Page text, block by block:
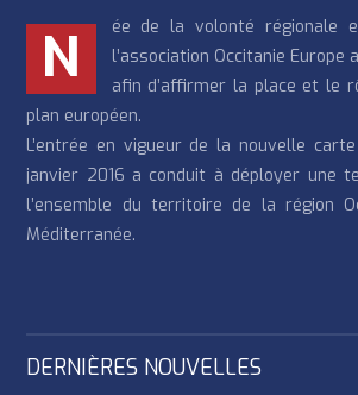
N
ée de la volonté régionale
l’association Occitanie Europe
afin d’affirmer la place et le
plan européen.
L’entrée en vigueur de la nouvelle
janvier 2016 a conduit à déployer une
l’ensemble du territoire de la région
Méditerranée.
DERNIÈRES NOUVELLES